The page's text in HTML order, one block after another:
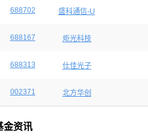
688702 盛科通信-U
688167 炬光科技
688313 仕佳光子
002371 北方华创
金资讯